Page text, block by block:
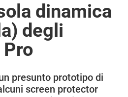
dinamica
degli
presunto prototipo di
screen protector